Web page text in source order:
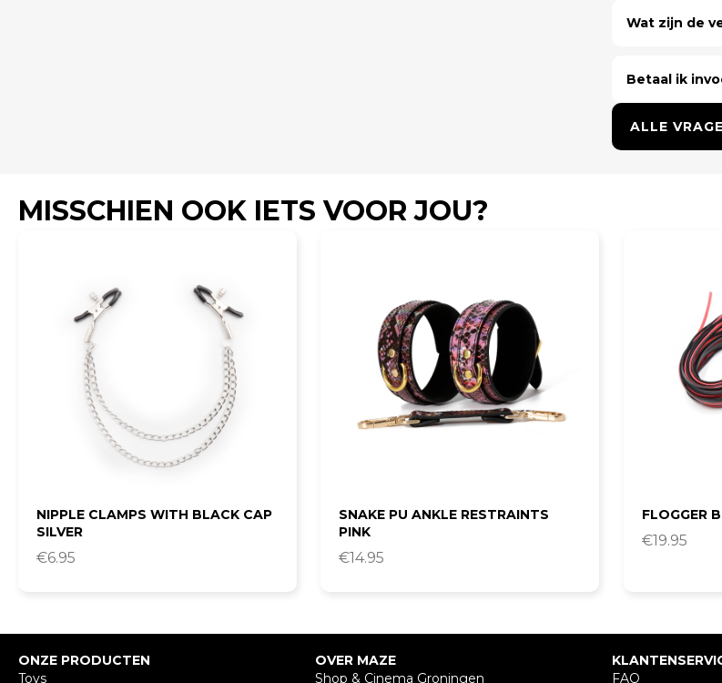
Wat zijn de
Betaal ik
ALLE
MISSCHIEN OOK IETS VOOR JOU?
NIPPLE CLAMPS WITH BLACK CAP
SILVER
€6.95
SNAKE PU ANKLE RESTRAINTS
PINK
€14.95
FLOGGER
€19.95
ONZE PRODUCTEN
Toys
OVER MAZE
Shop & Cinema Groningen
FAQ